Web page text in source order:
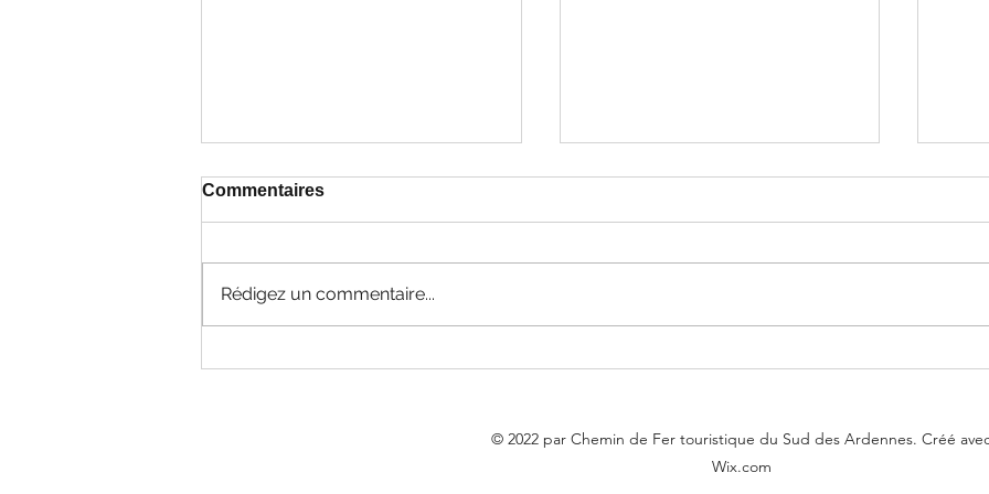
Commentaires
Rédigez un commentaire...
© 2022 par Chemin de Fer touristique du Sud des Ardennes. Créé
Wix.com